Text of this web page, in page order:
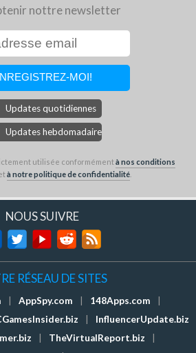
nottre newsletter
Updates quotidiennes
Updates hebdomadaires
utilisée conformémentà nos conditions
à notre politique de confidentialité.
NOUS SUIVRE
RÉSEAU DE SITES
AppSpy.com 148Apps.com
InfluencerUpdate.biz
TheVirtualReport.biz